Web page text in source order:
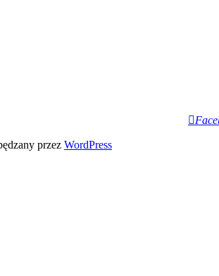
przez WordPress